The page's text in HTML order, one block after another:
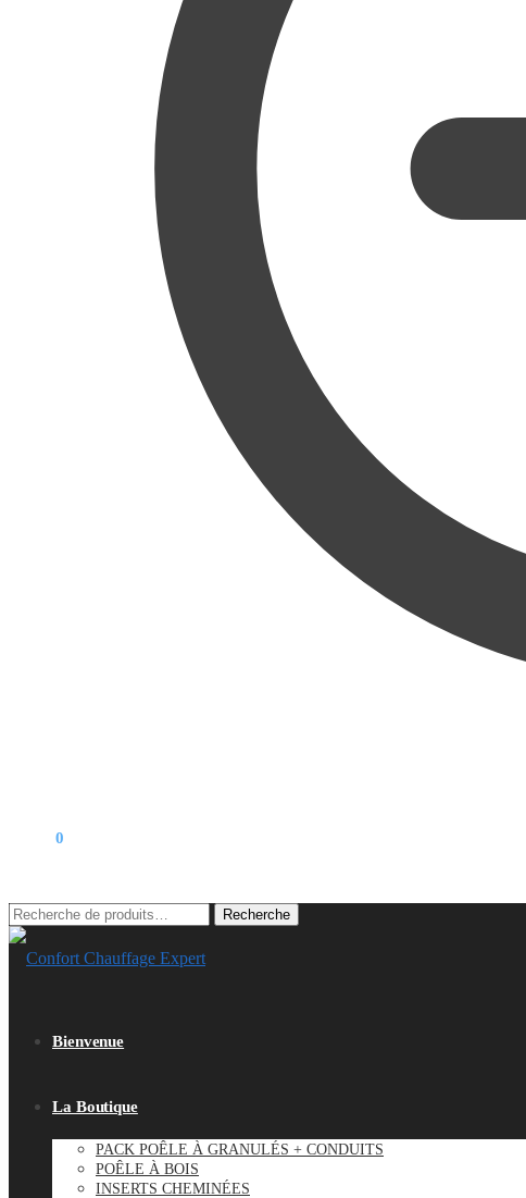
0
Recherche
pour :
Recherche
Bienvenue
La Boutique
PACK POÊLE À GRANULÉS + CONDUITS
POÊLE À BOIS
INSERTS CHEMINÉES